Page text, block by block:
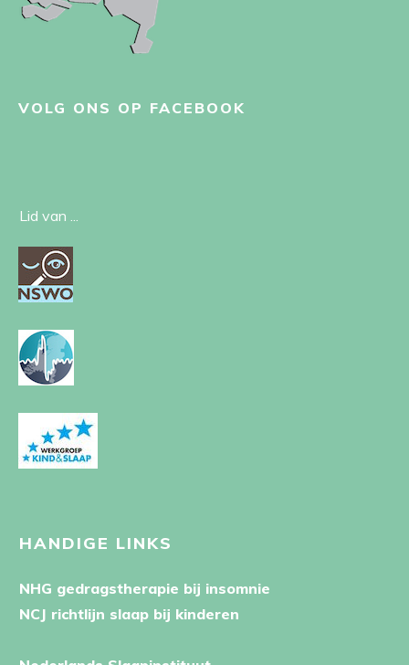
VOLG ONS OP FACEBOOK
Lid van ...
HANDIGE LINKS
NHG gedragstherapie bij insomnie
NCJ richtlijn slaap bij kinderen